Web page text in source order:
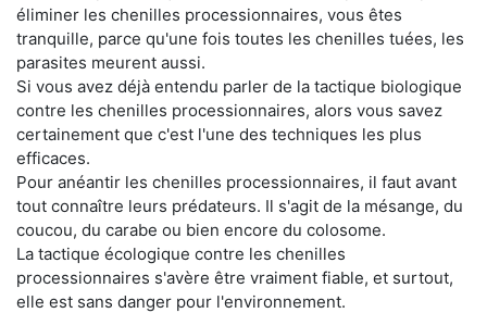
éliminer les chenilles processionnaires, vous êtes
tranquille, parce qu'une fois toutes les chenilles tuées, les
parasites meurent aussi.
Si vous avez déjà entendu parler de la tactique biologique
contre les chenilles processionnaires, alors vous savez
certainement que c'est l'une des techniques les plus
efficaces.
Pour anéantir les chenilles processionnaires, il faut avant
tout connaître leurs prédateurs. Il s'agit de la mésange, du
coucou, du carabe ou bien encore du colosome.
La tactique écologique contre les chenilles
processionnaires s'avère être vraiment fiable, et surtout,
elle est sans danger pour l'environnement.